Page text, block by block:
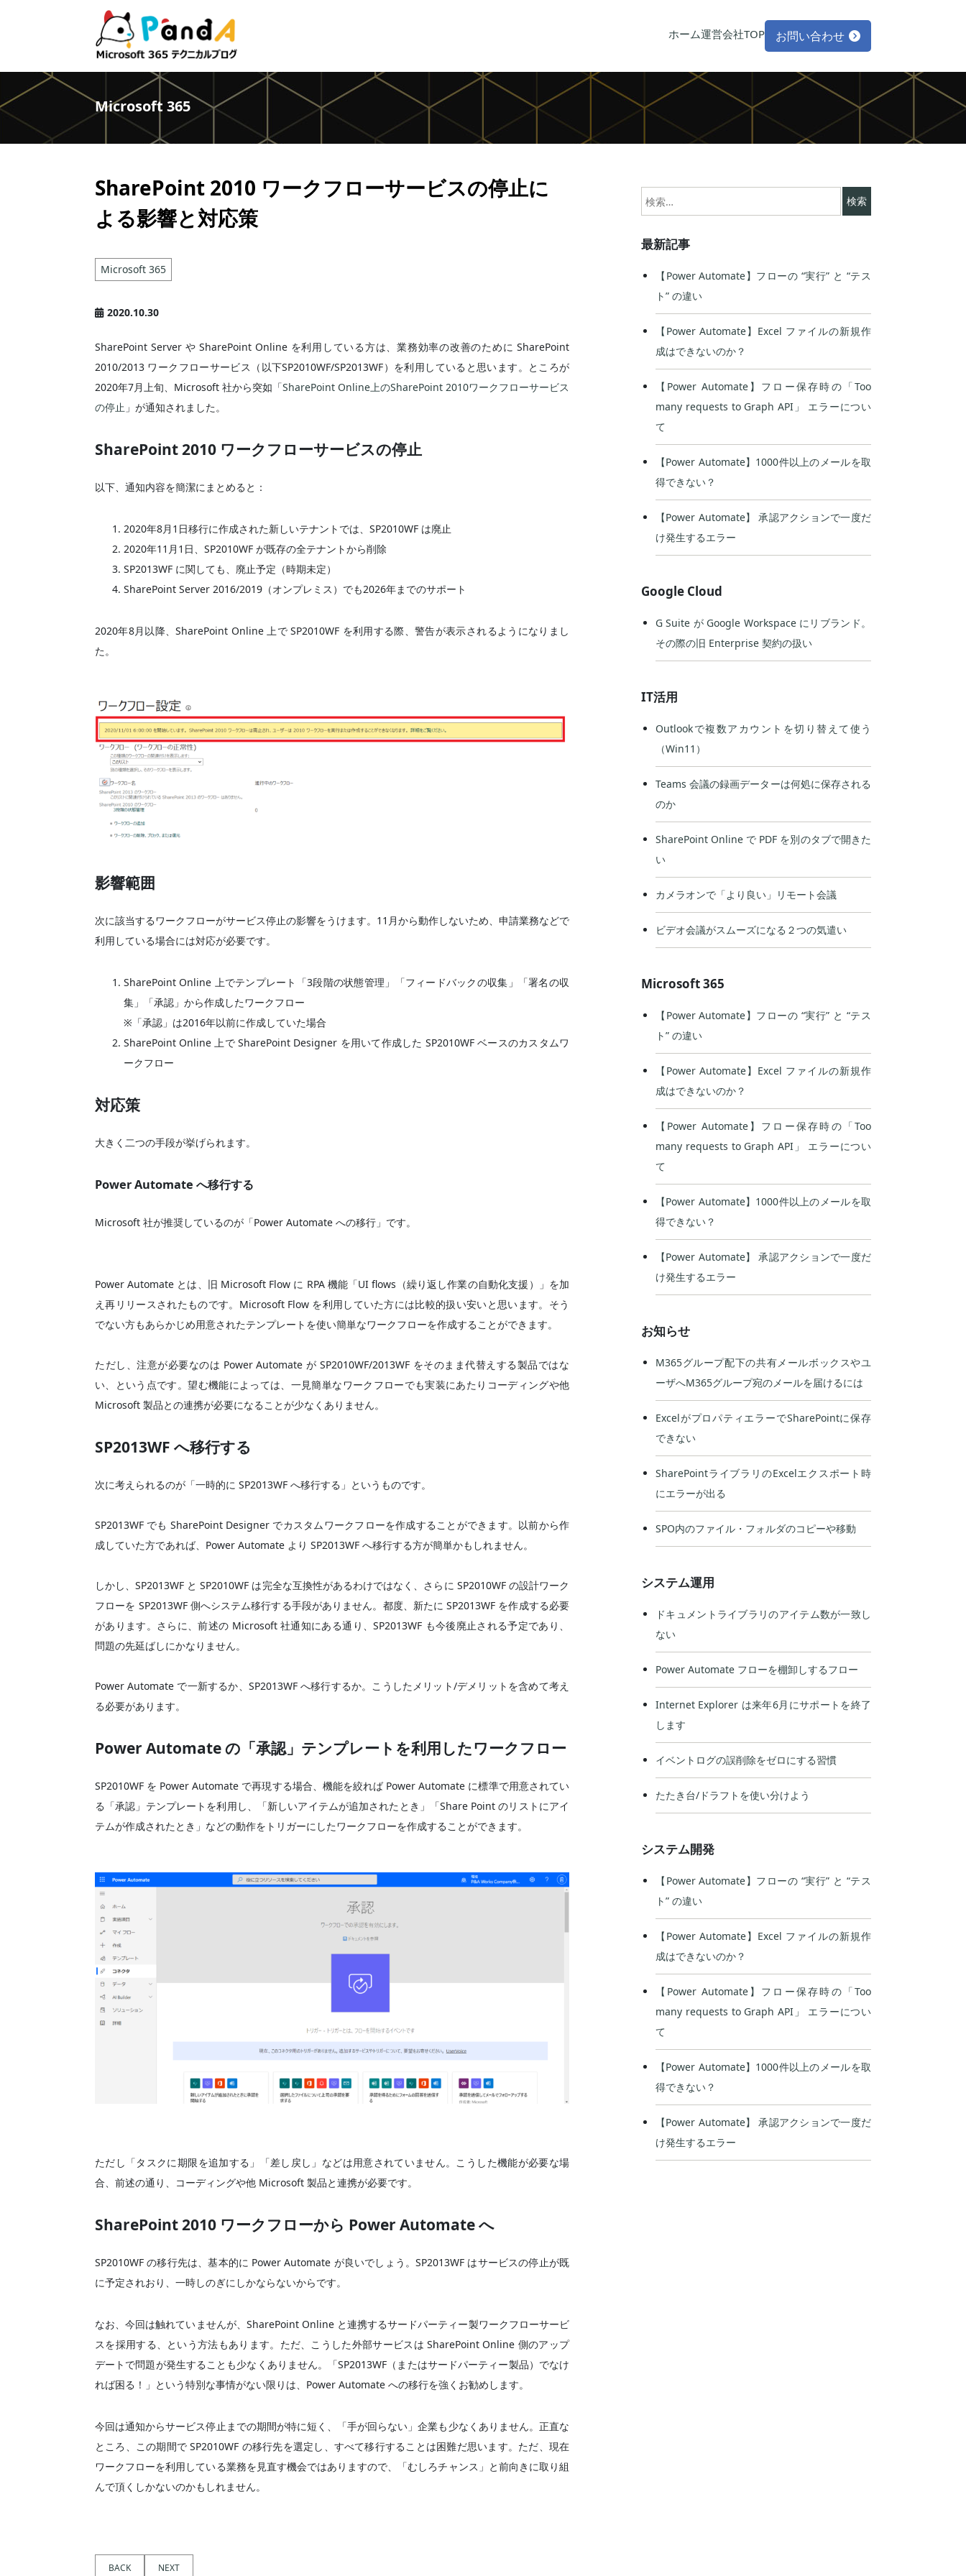
ホーム運営会社TOP お問い合わせ
Microsoft 365
SharePoint 2010 ワークフローサービスの停止に
よる影響と対応策
Microsoft 365
2020.10.30
SharePoint Server や SharePoint Online を利用している方は、業務効率の改善のために SharePoint
2010/2013 ワークフローサービス（以下SP2010WF/SP2013WF）を利用していると思います。ところが
2020年7月上旬、Microsoft 社から突如「SharePoint Online上のSharePoint 2010ワークフローサービス
の停止 」が通知されました。
SharePoint 2010 ワークフローサービスの停止
以下、通知内容を簡潔にまとめると：
2020年8月1日移行に作成された新しいテナントでは、SP2010WF は廃止
2020年11月1日、SP2010WF が既存の全テナントから削除
SP2013WF に関しても、廃止予定（時期未定）
SharePoint Server 2016/2019（オンプレミス）でも2026年までのサポート
2020年8月以降、SharePoint Online 上で SP2010WF を利用する際、警告が表示されるようになりまし
た。
影響範囲
次に該当するワークフローがサービス停止の影響をうけます。11月から動作しないため、申請業務などで
利用している場合には対応が必要です。
SharePoint Online 上でテンプレート「3段階の状態管理」「フィードバックの収集」「署名の収
集」「承認」から作成したワークフロー
※「承認」は2016年以前に作成していた場合
SharePoint Online 上で SharePoint Designer を用いて作成した SP2010WF ベースのカスタムワ
ークフロー
対応策
大きく二つの手段が挙げられます。
Power Automate へ移行する
Microsoft 社が推奨しているのが「Power Automate への移行」です。
Power Automate とは、旧 Microsoft Flow に RPA 機能「UI flows（繰り返し作業の自動化支援）」を加
え再リリースされたものです。Microsoft Flow を利用していた方には比較的扱い安いと思います。そう
でない方もあらかじめ用意されたテンプレートを使い簡単なワークフローを作成することができます。
ただし、注意が必要なのは Power Automate が SP2010WF/2013WF をそのまま代替えする製品ではな
い、という点です。望む機能によっては、一見簡単なワークフローでも実装にあたりコーディングや他
Microsoft 製品との連携が必要になることが少なくありません。
SP2013WF へ移行する
次に考えられるのが「一時的に SP2013WF へ移行する」というものです。
SP2013WF でも SharePoint Designer でカスタムワークフローを作成することができます。以前から作
成していた方であれば、Power Automate より SP2013WF へ移行する方が簡単かもしれません。
しかし、SP2013WF と SP2010WF は完全な互換性があるわけではなく、さらに SP2010WF の設計ワーク
フローを SP2013WF 側へシステム移行する手段がありません。都度、新たに SP2013WF を作成する必要
があります。さらに、前述の Microsoft 社通知にある通り、SP2013WF も今後廃止される予定であり、
問題の先延ばしにかなりません。
Power Automate で一新するか、SP2013WF へ移行するか。こうしたメリット/デメリットを含めて考え
る必要があります。
Power Automate の「承認」テンプレートを利用したワークフロー
SP2010WF を Power Automate で再現する場合、機能を絞れば Power Automate に標準で用意されてい
る「承認」テンプレートを利用し、「新しいアイテムが追加されたとき」「Share Point のリストにアイ
テムが作成されたとき」などの動作をトリガーにしたワークフローを作成することができます。
ただし「タスクに期限を追加する」「差し戻し」などは用意されていません。こうした機能が必要な場
合、前述の通り、コーディングや他 Microsoft 製品と連携が必要です。
SharePoint 2010 ワークフローから Power Automate へ
SP2010WF の移行先は、基本的に Power Automate が良いでしょう。SP2013WF はサービスの停止が既
に予定されおり、一時しのぎにしかならないからです。
なお、今回は触れていませんが、SharePoint Online と連携するサードパーティー製ワークフローサービ
スを採用する、という方法もあります。ただ、こうした外部サービスは SharePoint Online 側のアップ
デートで問題が発生することも少なくありません。「SP2013WF（またはサードパーティー製品）でなけ
れば困る！」という特別な事情がない限りは、Power Automate への移行を強くお勧めします。
今回は通知からサービス停止までの期間が特に短く、「手が回らない」企業も少なくありません。正直な
ところ、この期間で SP2010WF の移行先を選定し、すべて移行することは困難だ思います。ただ、現在
ワークフローを利用している業務を見直す機会ではありますので、「むしろチャンス」と前向きに取り組
んで頂くしかないのかもしれません。
BACK NEXT
索:
最新記事
【Power Automate】フローの “実行” と “テス
ト” の違い
【Power Automate】Excel ファイルの新規作
成はできないのか？
【Power Automate】フロー保存時の「Too
many requests to Graph API」 エラーについ
て
【Power Automate】1000件以上のメールを取
得できない？
【Power Automate】 承認アクションで一度だ
け発生するエラー
Google Cloud
G Suite が Google Workspace にリブランド。
その際の旧 Enterprise 契約の扱い
IT活用
Outlookで複数アカウントを切り替えて使う
（Win11）
Teams 会議の録画データーは何処に保存される
のか
SharePoint Online で PDF を別のタブで開きた
い
カメラオンで「より良い」リモート会議
ビデオ会議がスムーズになる２つの気遣い
Microsoft 365
【Power Automate】フローの “実行” と “テス
ト” の違い
【Power Automate】Excel ファイルの新規作
成はできないのか？
【Power Automate】フロー保存時の「Too
many requests to Graph API」 エラーについ
て
【Power Automate】1000件以上のメールを取
得できない？
【Power Automate】 承認アクションで一度だ
け発生するエラー
お知らせ
M365グループ配下の共有メールボックスやユ
ーザへM365グループ宛のメールを届けるには
ExcelがプロパティエラーでSharePointに保存
できない
SharePointライブラリのExcelエクスポート時
にエラーが出る
SPO内のファイル・フォルダのコピーや移動
システム運用
ドキュメントライブラリのアイテム数が一致し
ない
Power Automate フローを棚卸しするフロー
Internet Explorer は来年6月にサポートを終了
します
イベントログの誤削除をゼロにする習慣
たたき台/ドラフトを使い分けよう
システム開発
【Power Automate】フローの “実行” と “テス
ト” の違い
【Power Automate】Excel ファイルの新規作
成はできないのか？
【Power Automate】フロー保存時の「Too
many requests to Graph API」 エラーについ
て
【Power Automate】1000件以上のメールを取
得できない？
【Power Automate】 承認アクションで一度だ
け発生するエラー